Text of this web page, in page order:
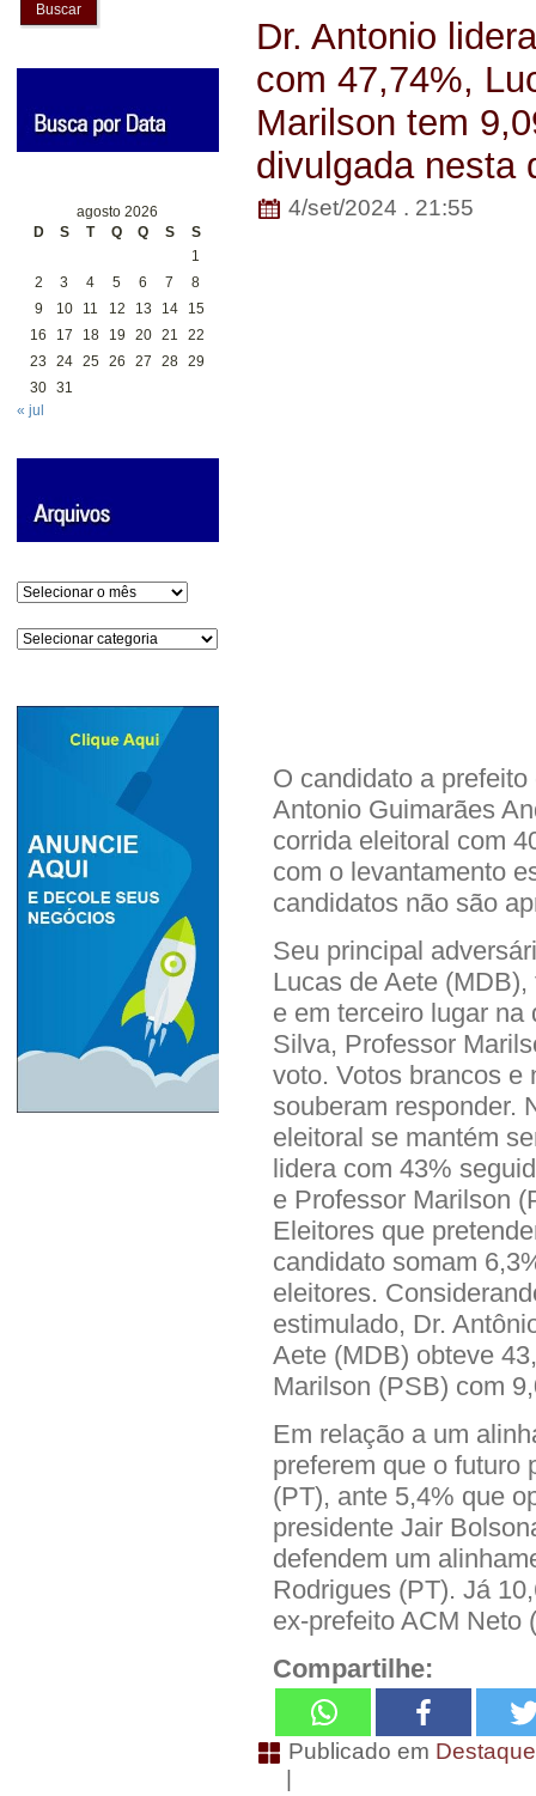
Buscar
agosto 2026
D
S T Q Q S
S
1
2
3 4 5 6 7
8
9
10 11 12 13 14
15
16
17 18 19 20 21
22
23
24 25 26 27 28 29
30 31
« jul
Arquivos
Categorias
Dr. Antonio
com 47,74%,
Marilson tem
divulgada nesta
4/set/2024 . 21:55
O candidato a
Antonio Guimarães
corrida eleitoral com
com o levantamento
candidatos não são
Seu principal
Lucas de Aete
e em terceiro lugar
Silva, Professor
voto. Votos brancos e
souberam responder.
eleitoral se mantém
lidera com 43%
e Professor Marilson
Eleitores que
candidato somam
eleitores.
estimulado, Dr.
Aete (MDB) obteve
Marilson (PSB) com
Em relação a um
preferem que o futuro
(PT), ante 5,4% que
presidente Jair
defendem um
Rodrigues (PT). Já
ex-prefeito ACM Neto
Compartilhe:
Publicado em
|